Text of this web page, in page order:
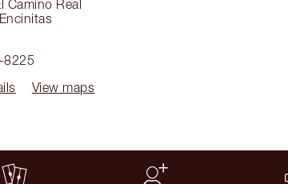
Camino Real
Encinitas
8225
View maps